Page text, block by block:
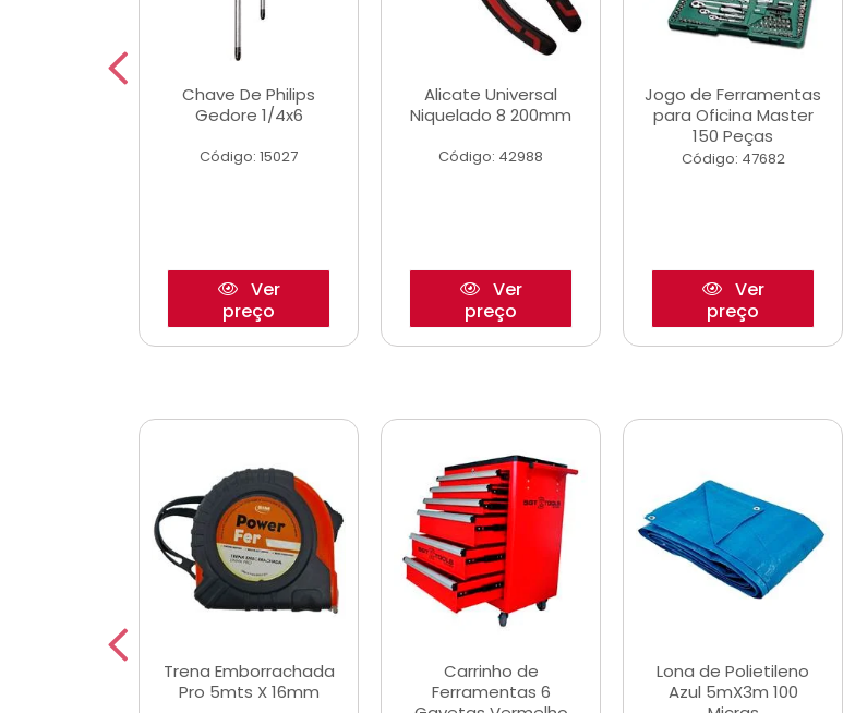
Chave De Philips
Gedore 1/4x6
Código: 15027
Ver
preço
Alicate Universal
Niquelado 8 200mm
Código: 42988
Ver
preço
Jogo de Ferramentas
para Oficina Master
150 Peças
Código: 47682
Ver
preço
Trena Emborrachada
Pro 5mts X 16mm
Carrinho de
Ferramentas 6
Lona de Polietileno
Azul 5mX3m 100